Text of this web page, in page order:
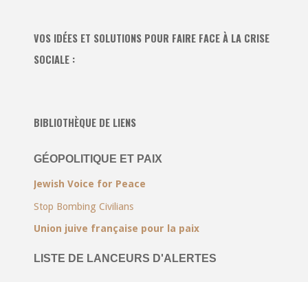
VOS IDÉES ET SOLUTIONS POUR FAIRE FACE À LA CRISE
SOCIALE :
BIBLIOTHÈQUE DE LIENS
GÉOPOLITIQUE ET PAIX
Jewish Voice for Peace
Stop Bombing Civilians
Union juive française pour la paix
LISTE DE LANCEURS D'ALERTES